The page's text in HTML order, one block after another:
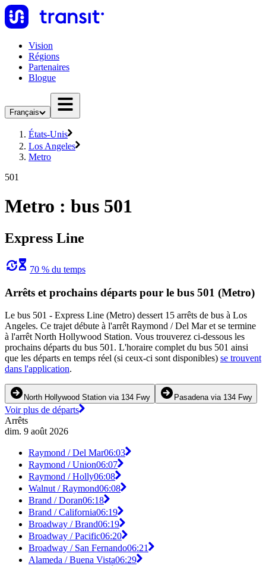
Vision
Régions
Partenaires
Blogue
Français
États-Unis
Los Angeles
Metro
501
Metro : bus 501
Express Line
70 % du temps
Arrêts et prochains départs pour le bus 501 (Metro)
Le bus 501 - Express Line (Metro) dessert 15 arrêts de bus à Los
Angeles. Ce trajet débute à l'arrêt Raymond / Del Mar et se termine
à l'arrêt North Hollywood Station. Vous trouverez ci-dessous les
prochains départs du bus 501. L'horaire complet du bus 501 ainsi
que les départs en temps réel (si ceux-ci sont disponibles) se trouvent
dans l'application.
North Hollywood Station via 134 Fwy Pasadena via 134 Fwy
Voir plus de départs
Arrêts
dim. 9 août 2026
Raymond / Del Mar06:03
Raymond / Union06:07
Raymond / Holly06:08
Walnut / Raymond06:08
Brand / Doran06:18
Brand / California06:19
Broadway / Brand06:19
Broadway / Pacific06:20
Broadway / San Fernando06:21
Alameda / Buena Vista06:29